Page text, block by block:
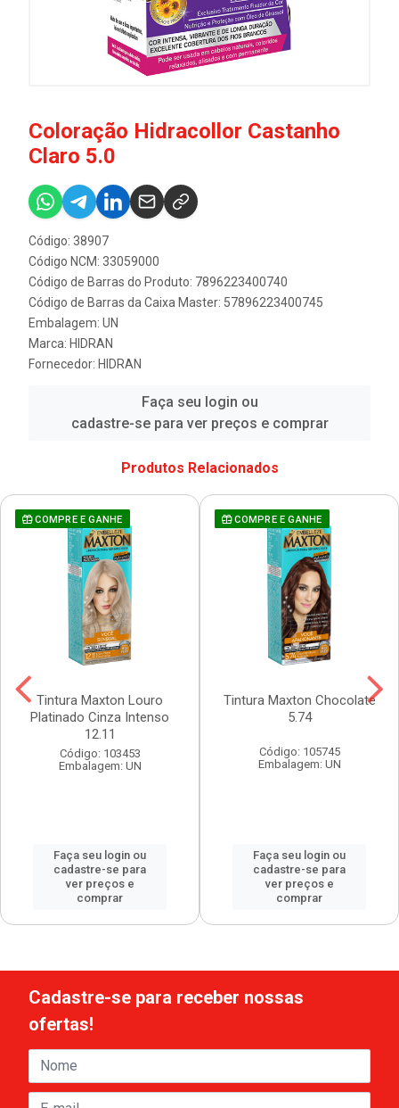
Coloração Hidracollor Castanho
Claro 5.0
Código: 38907
Código NCM: 33059000
Código de Barras do Produto: 7896223400740
Código de Barras da Caixa Master: 57896223400745
Embalagem: UN
Marca: HIDRAN
Fornecedor: HIDRAN
Faça seu login ou
cadastre-se para ver preços e comprar
Produtos Relacionados
COMPRE E GANHE
Tintura Maxton Louro
Platinado Cinza Intenso
12.11
Código: 103453
Embalagem: UN
Faça seu login ou
cadastre-se para
ver preços e
comprar
COMPRE E GANHE
Tintura Maxton Chocolate
5.74
Código: 105745
Embalagem: UN
Faça seu login ou
cadastre-se para
ver preços e
comprar
Cadastre-se para receber nossas
ofertas!